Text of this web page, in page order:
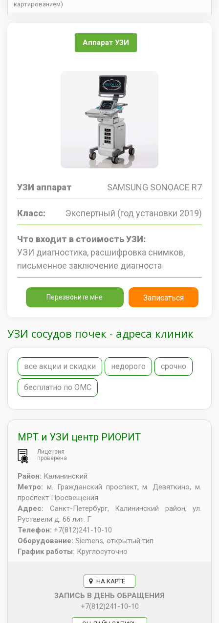
картированием)
Аппарат УЗИ
УЗИ аппарат SAMSUNG SONOACE R7
Класс: Экспертный (год установки 2019)
Что входит в стоимость УЗИ:
УЗИ диагностика, расшифровка снимков,
письменное заключение диагноста
Перезвоните мне Записаться
УЗИ сосудов почек - адреса клиник
все акции и скидки недорого срочно
бесплатно по ОМС
МРТ и УЗИ центр РИОРИТ
Лицензия
проверена
Район: Калининский
Метро: м. Гражданский проспект, м. Девяткино, м.
проспект Просвещения
Адрес: Санкт-Петербург, Калининский район, ул.
Руставели д. 66 лит. Г
Телефон: +7(812)241-10-10
Оборудование: Siemens, открытый тип
График работы: Круглосуточно
НА КАРТЕ
ЗАПИСЬ В ДЕНЬ ОБРАЩЕНИЯ
+7(812)241-10-10